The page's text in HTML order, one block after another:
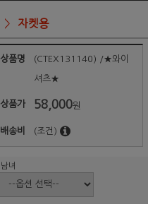
자켓용
상품명 (CTEX131140) /★와이
셔츠★
상품가 58,000원
배송비 (조건)
남녀